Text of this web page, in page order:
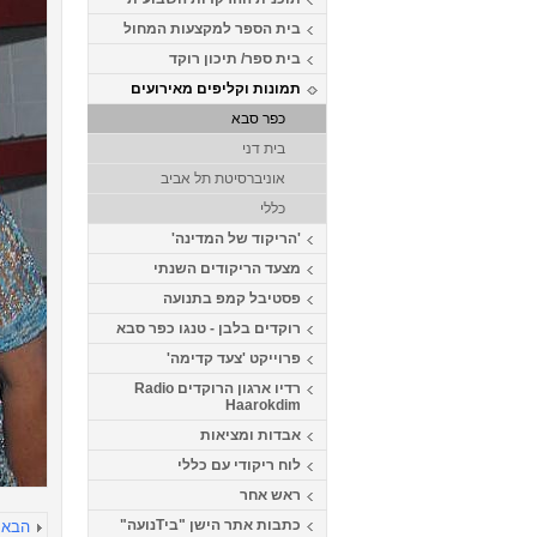
בית הספר למקצעות המחול
בית ספר/ תיכון רוקד
תמונות וקליפים מאירועים
כפר סבא
בית דני
אוניברסיטת תל אביב
כללי
'הריקוד של המדינה'
מצעד הריקודים השנתי
פסטיבל קמפ בתנועה
רוקדים בלבן - טנגו כפר סבא
פרוייקט 'צעד קדימה'
רדיו ארגון הרוקדים Radio
Haarokdim
אבדות ומציאות
לוח ריקודי עם כללי
ראש אחר
כתבות אתר הישן "ביTנועה"
הבא